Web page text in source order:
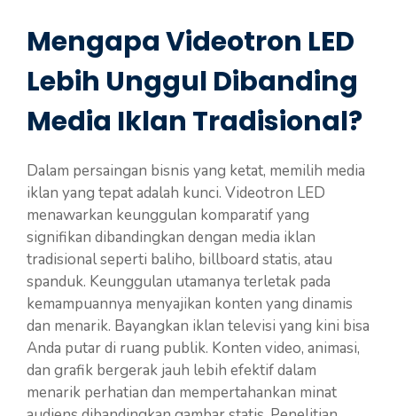
Mengapa Videotron LED
Lebih Unggul Dibanding
Media Iklan Tradisional?
Dalam persaingan bisnis yang ketat, memilih media
iklan yang tepat adalah kunci. Videotron LED
menawarkan keunggulan komparatif yang
signifikan dibandingkan dengan media iklan
tradisional seperti baliho, billboard statis, atau
spanduk. Keunggulan utamanya terletak pada
kemampuannya menyajikan konten yang dinamis
dan menarik. Bayangkan iklan televisi yang kini bisa
Anda putar di ruang publik. Konten video, animasi,
dan grafik bergerak jauh lebih efektif dalam
menarik perhatian dan mempertahankan minat